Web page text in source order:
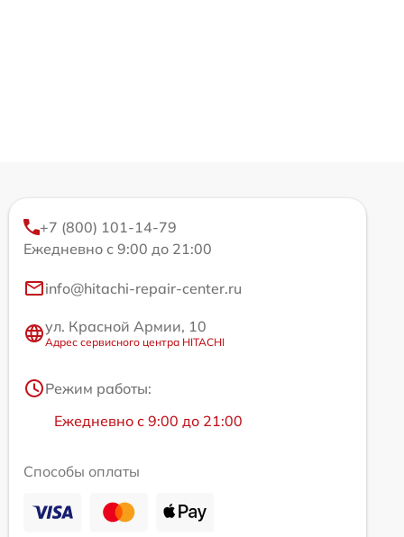
+7 (800) 101-14-79
Ежедневно с 9:00 до 21:00
info@hitachi-repair-center.ru
ул. Красной Армии, 10
Адрес сервисного центра HITACHI
Режим работы:
Ежедневно с 9:00 до 21:00
Способы оплаты